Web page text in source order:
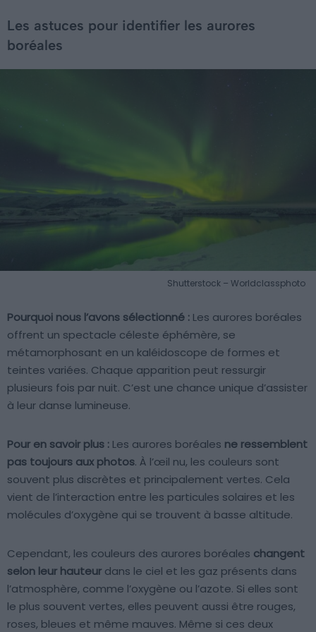
Les astuces pour identifier les aurores
boréales
Shutterstock – Worldclassphoto
Pourquoi nous l’avons sélectionné : Les aurores boréales
offrent un spectacle céleste éphémère, se
métamorphosant en un kaléidoscope de formes et
teintes variées. Chaque apparition peut ressurgir
plusieurs fois par nuit. C’est une chance unique d’assister
à leur danse lumineuse.
Pour en savoir plus : Les aurores boréales ne ressemblent
pas toujours aux photos. À l’œil nu, les couleurs sont
souvent plus discrètes et principalement vertes. Cela
vient de l’interaction entre les particules solaires et les
molécules d’oxygène qui se trouvent à basse altitude.
Cependant, les couleurs des aurores boréales changent
selon leur hauteur dans le ciel et les gaz présents dans
l’atmosphère, comme l’oxygène ou l’azote. Si elles sont
le plus souvent vertes, elles peuvent aussi être rouges,
roses, bleues et même mauves. Même si ces deux